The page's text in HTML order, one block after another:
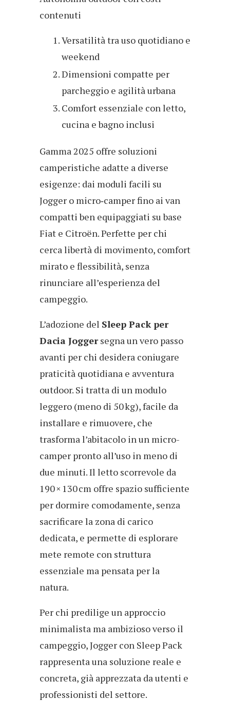
contenuti
Versatilità tra uso quotidiano e
weekend
Dimensioni compatte per
parcheggio e agilità urbana
Comfort essenziale con letto,
cucina e bagno inclusi
Gamma 2025 offre soluzioni
camperistiche adatte a diverse
esigenze: dai moduli facili su
Jogger o micro‑camper fino ai van
compatti ben equipaggiati su base
Fiat e Citroën. Perfette per chi
cerca libertà di movimento, comfort
mirato e flessibilità, senza
rinunciare all’esperienza del
campeggio.
L’adozione del Sleep Pack per
Dacia Joggersegna un vero passo
avanti per chi desidera coniugare
praticità quotidiana e avventura
outdoor. Si tratta di un modulo
leggero (meno di 50 kg), facile da
installare e rimuovere, che
trasforma l’abitacolo in un micro-
camper pronto all’uso in meno di
due minuti. Il letto scorrevole da
190 × 130 cm offre spazio sufficiente
per dormire comodamente, senza
sacrificare la zona di carico
dedicata, e permette di esplorare
mete remote con struttura
essenziale ma pensata per la
natura.
Per chi predilige un approccio
minimalista ma ambizioso verso il
campeggio, Jogger con Sleep Pack
rappresenta una soluzione reale e
concreta, già apprezzata da utenti e
professionisti del settore.